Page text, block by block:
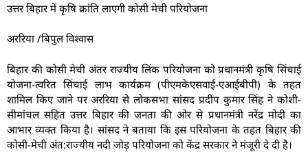
उत्तर बिहार में कृषि क्रांति लाएगी कोसी मेची परियोजना
अररिया /बिपुल विश्वास
बिहार की कोसी मेची अंतर राज्यीय लिंक परियोजना को प्रधानमंत्री कृषि सिंचाई
योजना-त्वरित सिंचाई लाभ कार्यक्रम (पीएमकेएसवाई-एआईबीपी) के तहत
शामिल किए जाने पर अररिया से लोकसभा सांसद प्रदीप कुमार सिंह ने कोशी-
सीमांचल सहित उत्तर बिहार की जनता की ओर से प्रधानमंत्री नरेंद्र मोदी का
आभार व्यक्त किया है। सांसद ने बताया कि इस परियोजना के तहत बिहार की
कोसी-मेची अंत:राज्यीय नदी जोड़ परियोजना को केंद्र सरकार ने मंजूरी दे दी है।